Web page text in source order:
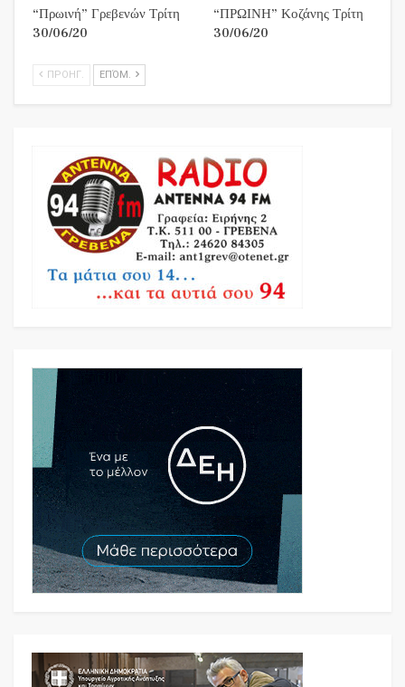
“Πρωινή” Γρεβενών Τρίτη
30/06/20
“ΠΡΩΙΝΗ” Κοζάνης Τρίτη
30/06/20
ΠΡΟΗΓ. ΕΠΌΜ.